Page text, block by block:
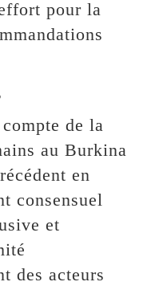
pour la
de la
au Burkina
en
consensuel
et
des acteurs